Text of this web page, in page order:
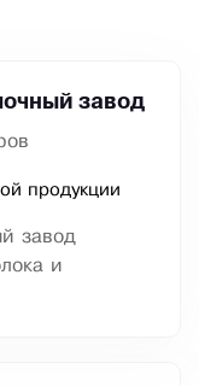
завод
продукции
завод
и